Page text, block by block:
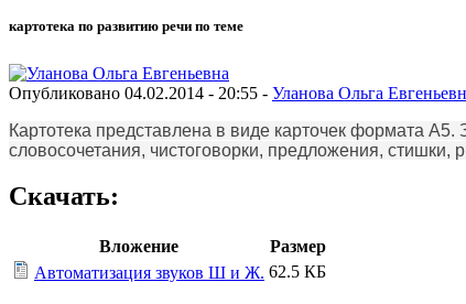
картотека по развитию речи по теме
Опубликовано 04.02.2014 - 20:55 - Уланова Ольга
Картотека представлена в виде карточек формата
словосочетания, чистоговорки, предложения, стишки,
Скачать:
Вложение
Размер
Автоматизация звуков Ш и Ж. 62.5 КБ